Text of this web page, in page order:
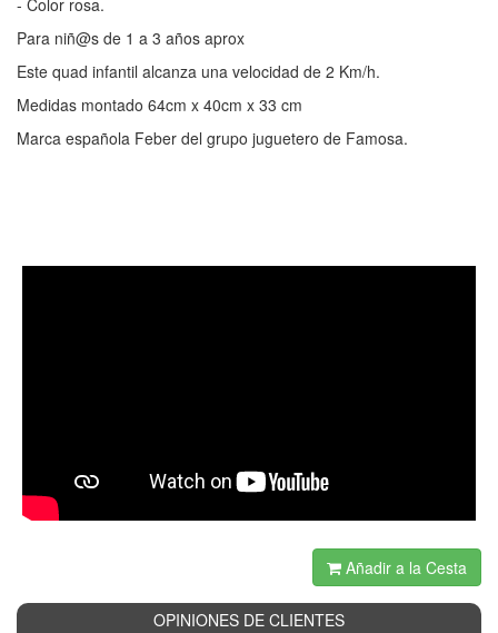
Para niñ@s de 1 a 3 años aprox
Este quad infantil alcanza una velocidad de 2 Km/h.
Medidas montado 64cm x 40cm x 33 cm
Marca española Feber del grupo juguetero de Famosa.
Añadir a la Cesta
OPINIONES DE CLIENTES